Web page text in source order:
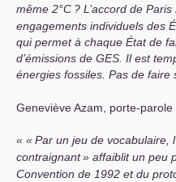
même 2°C ? L’accord de
engagements individuels des
qui permet à chaque État de
d’émissions de GES . Il est
énergies fossiles. Pas de faire
Geneviève Azam, porte-parole
«Par un jeu de vocabulaire,
contraignant» affaiblit un peu
Convention de 1992 et du